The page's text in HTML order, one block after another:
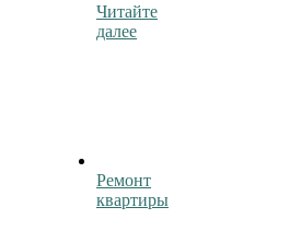
Читайте
далее
Ремонт
квартиры